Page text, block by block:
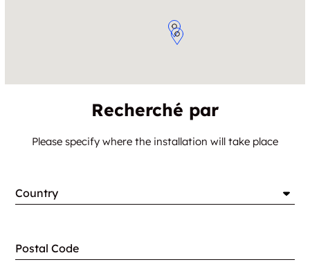
Recherché par
Please specify where the installation will take place
Country
Postal Code